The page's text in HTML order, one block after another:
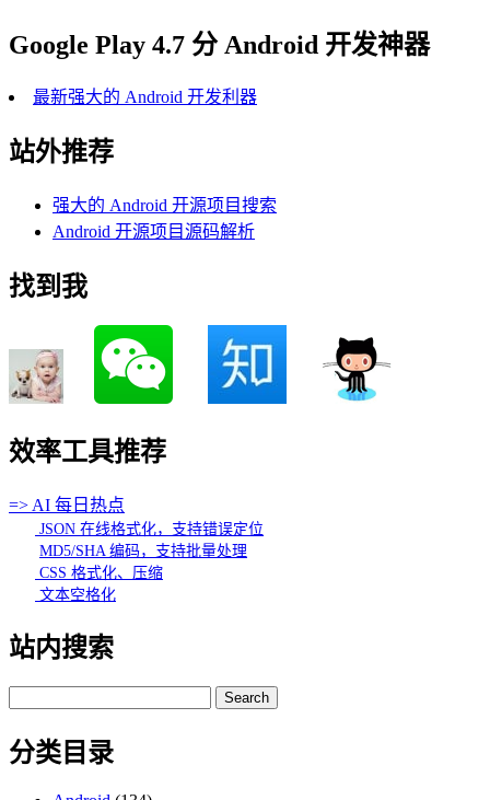
Google Play 4.7 分 Android 开发神器
最新强大的 Android 开发利器
站外推荐
强大的 Android 开源项目搜索
Android 开源项目源码解析
找到我
效率工具推荐
=> AI 每日热点
JSON 在线格式化，支持错误定位
MD5/SHA 编码，支持批量处理
CSS 格式化、压缩
文本空格化
站内搜索
for:
分类目录